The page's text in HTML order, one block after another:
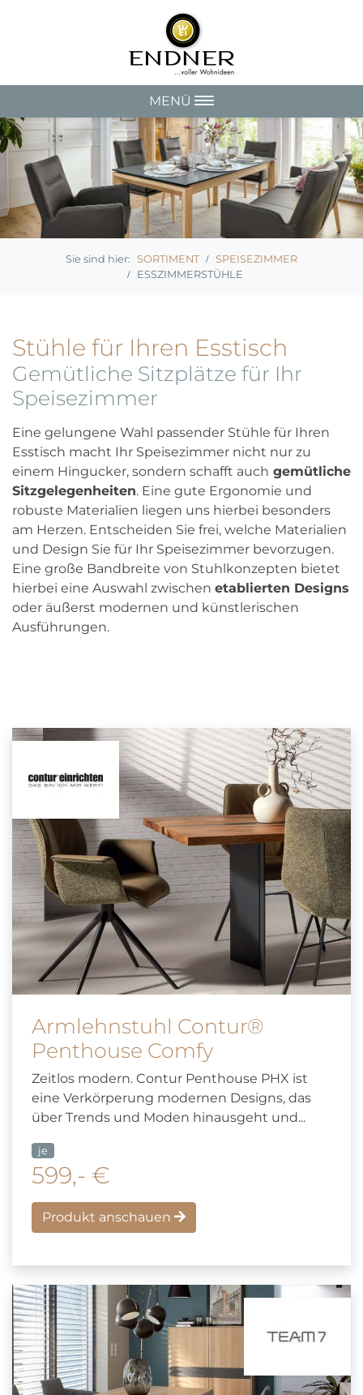
MENÜ
SORTIMENT
SPEISEZIMMER
ESSZIMMERSTÜHLE
Stühle für Ihren Esstisch
Gemütliche Sitzplätze für Ihr
Speisezimmer
Eine gelungene Wahl passender Stühle für Ihren
Esstisch macht Ihr Speisezimmer nicht nur zu
einem Hingucker, sondern schafft auch gemütliche
Sitzgelegenheiten. Eine gute Ergonomie und
robuste Materialien liegen uns hierbei besonders
am Herzen. Entscheiden Sie frei, welche Materialien
und Design Sie für Ihr Speisezimmer bevorzugen.
Eine große Bandbreite von Stuhlkonzepten bietet
hierbei eine Auswahl zwischen etablierten Designs
oder äußerst modernen und künstlerischen
Ausführungen.
Armlehnstuhl Contur®
Penthouse Comfy
Zeitlos modern. Contur Penthouse PHX ist
eine Verkörperung modernen Designs, das
über Trends und Moden hinausgeht und...
je
599,- €
Produkt anschauen